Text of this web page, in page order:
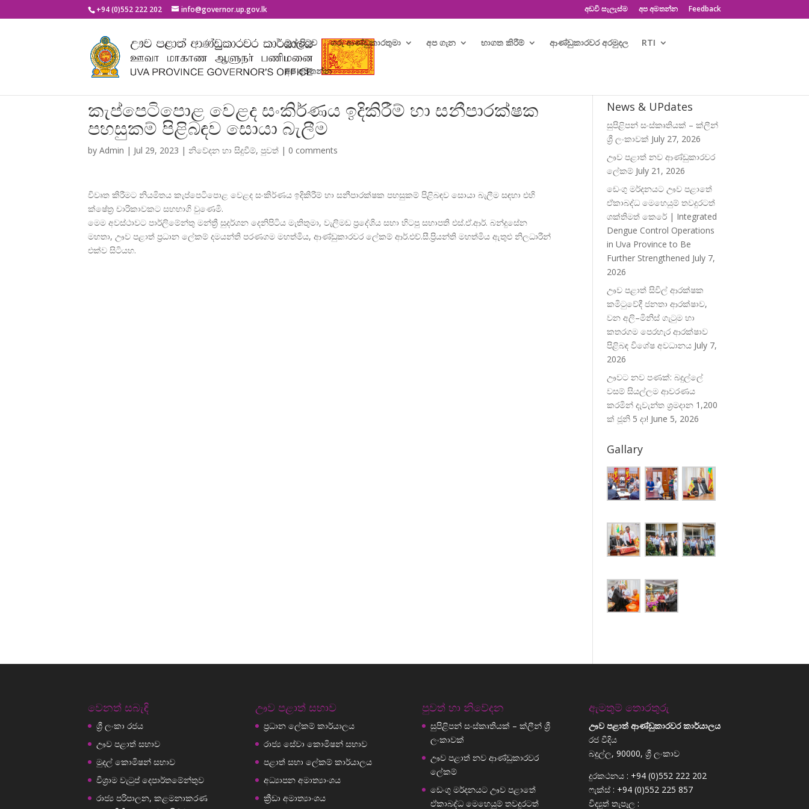
+94 (0)552 222 202 info@governor.up.gov.lk අඩවි සැලැස්ම අප අමතන්න Feedback
මුල් පිටුව ගරු ආණ්ඩුකාරතුමා අප ගැන භාගත කිරීම් ආණ්ඩුකාරවර අරමුදල RTI
අප අමතන්න
කැප්පෙටිපොළ වෙළද සංකිර්ණය ඉදිකිරීම් හා සනීපාරක්ෂක
පහසුකම් පිළිබඳව සොයා බැලීම
byAdmin | Jul 29, 2023 |නිවේදන හා සිදුවීම්,පුවත් | 0 comments
විවෘත කිරීමට නියමිතය කැප්පෙටිපොළ වෙළද සංකිර්ණය ඉදිකිරීම් හා සනීපාරක්ෂක පහසුකම් පිළිබඳව සොයා බැලීම සඳහා එහි
ක්ෂේත් ර චාරිකාවකට සහභාගි වුණෙමි.
මෙම අවස්ථාවට පාර්ලිමේන්තු මන්ත් රී සුදර්ශන දෙනිපිටිය මැතිතුමා, වැලිමඩ ප්රදේශිය සභා හිටපු සභාපති එස්.ඒ.ආර්. බන්දුසේන
මහතා, ඌව පළාත් ප්රධාන ලේකම් දමයන්ති පරණගම මහත්මිය, ආණ්ඩුකාරවර ලේකම් ආර්.එච්.සී.ප්රියන්ති මහත්මිය ඇතුළු නිලධාරීන්
එක්ව සිටියහ.
News & UPdates
සුපිළිපන් සංස්කෘතියක් – ක්ලීන්
ශ්‍රී ලංකාවක් July 27, 2026
ඌව පළාත් නව ආණ්ඩුකාරවර
ලේකම් July 21, 2026
ඩෙංගු මර්දනයට ඌව පළාතේ
ඒකාබද්ධ මෙහෙයුම් තවදුරටත්
ශක්තිමත් කෙරේ | Integrated
Dengue Control Operations
in Uva Province to Be
Further Strengthened July 7,
2026
ඌව පළාත් සිවිල් ආරක්ෂක
කමිටුවේදී ජනතා ආරක්ෂාව,
වන අලි–මිනිස් ගැටුම හා
කතරගම පෙරහැර ආරක්ෂාව
පිළිබඳ විශේෂ අවධානය July 7,
2026
ඌවට නව පණක්: බදුල්ලේ
වසම් සියල්ලම ආවරණය
කරමින් දැවැන්ත ශ්‍රමදාන 1,200
ක් ජූනි 5 දා! June 5, 2026
Gallary
වෙනත් සබැඳි
ශ්‍රී ලංකා රජය
ඌව පළාත් සභාව
මුදල් කොමිෂන් සභාව
විශ්‍රාම වැටුප් දෙපාර්තමේන්තුව
රාජ්‍ය පරිපාලන, කළමනාකරණ
ඌව පළාත් සභාව
ප්‍රධාන ලේකම් කාර්යාලය
රාජ්‍ය සේවා කොමිෂන් සභාව
පළාත් සභා ලේකම් කාර්යාලය
අධ්‍යාපන අමාත්‍යාංශය
ක්‍රීඩා අමාත්‍යාංශය
පුවත් හා නිවේදන
සුපිළිපන් සංස්කෘතියක් – ක්ලීන් ශ්‍රී
ලංකාවක්
ඌව පළාත් නව ආණ්ඩුකාරවර
ලේකම්
ඩෙංගු මර්දනයට ඌව පළාතේ
ඒකාබද්ධ මෙහෙයුම් තවදුරටත්
ඇමතුම් තොරතුරු
ඌව පළාත් ආණ්ඩුකාරවර කාර්යාලය
රජ වීදිය
බදුල්ල, 90000, ශ්‍රී ලංකාව
දුරකථනය : +94 (0)552 222 202
ෆැක්ස් : +94 (0)552 225 857
විද්‍යුත් තැපෑල :